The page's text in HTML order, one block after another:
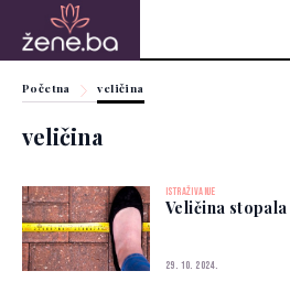
Početna veličina
veličina
ISTRAŽIVANJE
Veličina
29. 10. 2024.